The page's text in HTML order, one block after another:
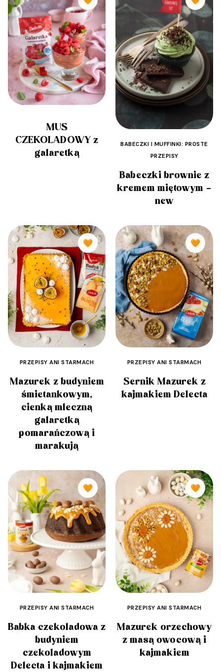
MUS
CZEKOLADOWY z
galaretką
BABECZKI I MUFFINKI: PROSTE
PRZEPISY
Babeczki brownie z
kremem miętowym –
new
🧡
PRZEPISY ANI STARMACH
Mazurek z budyniem
śmietankowym,
cienką mleczną
galaretką
pomarańczową i
marakują
🧡
PRZEPISY ANI STARMACH
Sernik Mazurek z
kajmakiem Delecta
🧡
PRZEPISY ANI STARMACH
Babka czekoladowa z
budyniem
czekoladowym
Delecta i kajmakiem
🧡
PRZEPISY ANI STARMACH
Mazurek orzechowy
z masą owocową i
kajmakiem